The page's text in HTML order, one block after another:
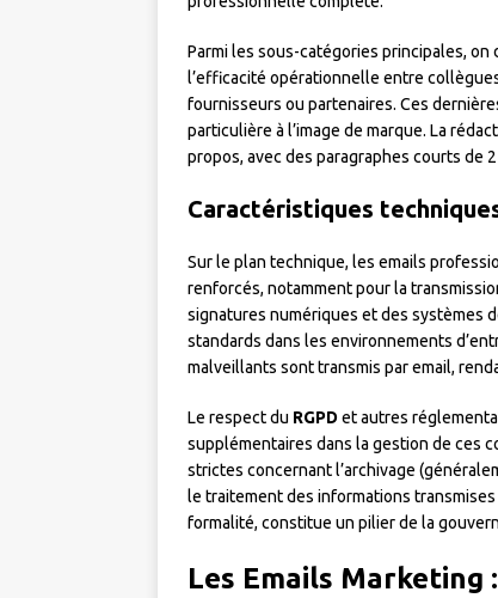
Parmi les sous-catégories principales, on
l’efficacité opérationnelle entre
fournisseurs ou partenaires. Ces
particulière à l’image de marque. La
propos, avec des paragraphes courts de
Caractéristiques
Sur le plan technique, les emails
renforcés, notamment pour la
signatures numériques et des systèmes
standards dans les environnements
malveillants sont transmis par email,
Le respect du RGPD et autres
supplémentaires dans la gestion de ces
strictes concernant l’archivage
le traitement des informations
formalité, constitue un pilier de la
Les Emails